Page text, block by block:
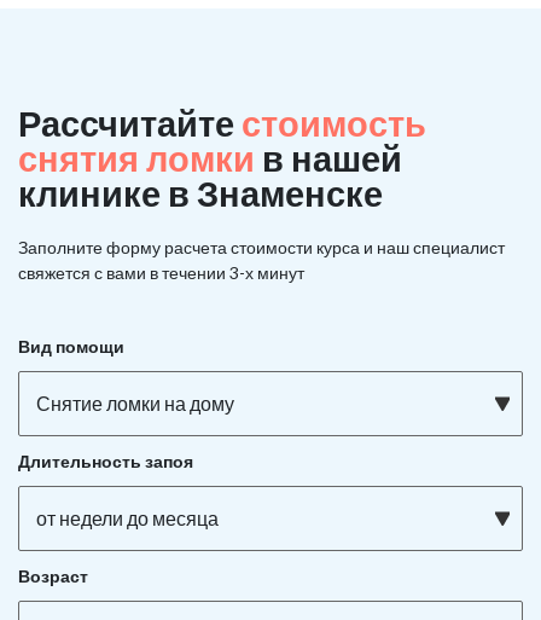
Рассчитайте стоимость
снятия ломки в нашей
клинике в Знаменске
Заполните форму расчета стоимости курса и наш специалист
свяжется с вами в течении 3-х минут
Вид помощи
Снятие ломки на дому
Длительность запоя
от недели до месяца
Возраст